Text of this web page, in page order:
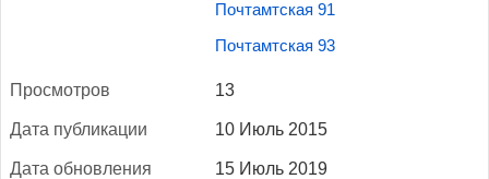
Почтамтская 91
Почтамтская 93
Прос­мотров 13
Да­та пуб­ли­кации 10 Июль 2015
Да­та об­новле­ния 15 Июль 2019